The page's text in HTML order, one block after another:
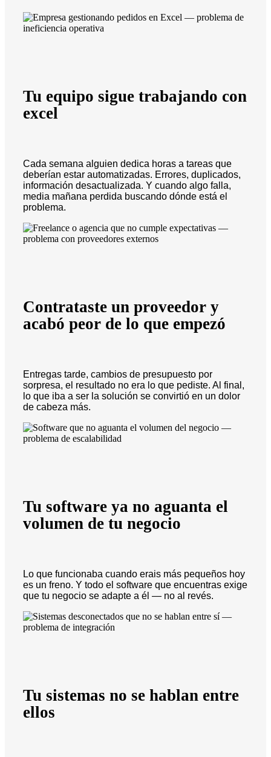
Tu equipo sigue trabajando con
excel
Cada semana alguien dedica horas a tareas que
deberían estar automatizadas. Errores, duplicados,
información desactualizada. Y cuando algo falla,
media mañana perdida buscando dónde está el
problema.
Contrataste un proveedor y
acabó peor de lo que empezó
Entregas tarde, cambios de presupuesto por
sorpresa, el resultado no era lo que pediste. Al final,
lo que iba a ser la solución se convirtió en un dolor
de cabeza más.
Tu software ya no aguanta el
volumen de tu negocio
Lo que funcionaba cuando erais más pequeños hoy
es un freno. Y todo el software que encuentras exige
que tu negocio se adapte a él — no al revés.
Tu sistemas no se hablan entre
ellos